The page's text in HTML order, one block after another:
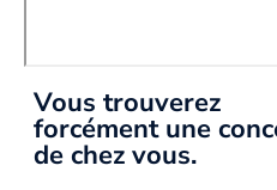
Vous trouverez
forcément une
de chez vous.